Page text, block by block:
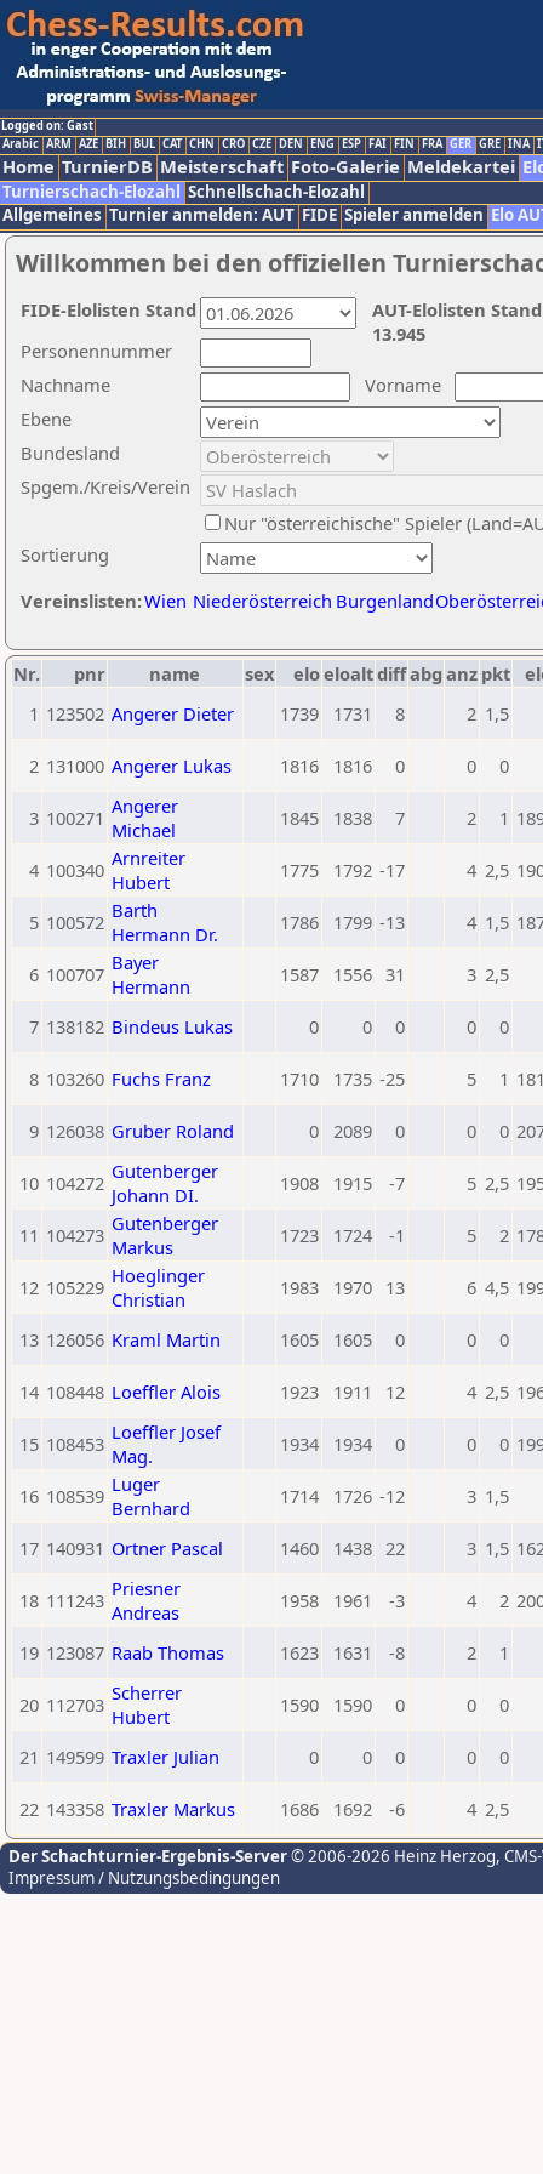
Logged on: Gast
Arabic ARM AZE BIH BUL CAT CHN CRO CZE DEN ENG ESP FAI FIN FRA GER GRE INA
Home TurnierDB Meisterschaft Foto-Galerie Meldekartei
Turnierschach-Elozahl Schnellschach-Elozahl
Allgemeines Turnier anmelden: AUT FIDE Spieler anmelden Elo
Willkommen bei den offiziellen
Nachname
Vorname
Ebene
Sortierung
Personennummer
Bundesland
Spgem./Kreis/Verein
Nur "österreichische" Spieler
Vereinslisten:Wien Niederösterreich Burgenland
AUT-Elolisten
13.945
FIDE-Elolisten Stand
Nr. pnr name sex eloeloaltdiffabg anz pkt
1 123502 Angerer Dieter 1739 1731 8 2 1,5
2 131000 Angerer Lukas 1816 1816 0 0 0
3 100271 Angerer
Michael
1845 1838 7 2 1
4 100340 Arnreiter
Hubert
1775 1792 -17 4 2,5
5 100572 Barth
Hermann Dr.
1786 1799 -13 4 1,5
6 100707 Bayer
Hermann
1587 1556 31 3 2,5
7 138182 Bindeus Lukas 0 0 0 0 0
8 103260 Fuchs Franz 1710 1735 -25 5 1
9 126038 Gruber Roland 0 2089 0 0 0
10 104272 Gutenberger
Johann DI.
1908 1915 -7 5 2,5
11 104273 Gutenberger
Markus
1723 1724 -1 5 2
12 105229 Hoeglinger
Christian
1983 1970 13 6 4,5
13 126056 Kraml Martin 1605 1605 0 0 0
14 108448 Loeffler Alois 1923 1911 12 4 2,5
15 108453 Loeffler Josef
Mag.
1934 1934 0 0 0
16 108539 Luger
Bernhard
1714 1726 -12 3 1,5
17 140931 Ortner Pascal 1460 1438 22 3 1,5
18 111243 Priesner
Andreas
1958 1961 -3 4 2
19 123087 Raab Thomas 1623 1631 -8 2 1
20 112703 Scherrer
Hubert
1590 1590 0 0 0
21 149599 Traxler Julian 0 0 0 0 0
22 143358 Traxler Markus 1686 1692 -6 4 2,5
Der Schachturnier-Ergebnis-Server© 2006-2026 Heinz Herzog,
Impressum / Nutzungsbedingungen